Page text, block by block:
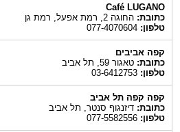
Café LUGANO
כתובת:החוגה 2, רמת אפעל, רמת גן
טלפון:077-4070604
קפה אביבים
כתובת:טאגור 59, תל אביב
טלפון:03-6412753
קפה קפה תל אביב
כתובת:דיזנגוף סנטר, תל אביב
טלפון:077-5582556